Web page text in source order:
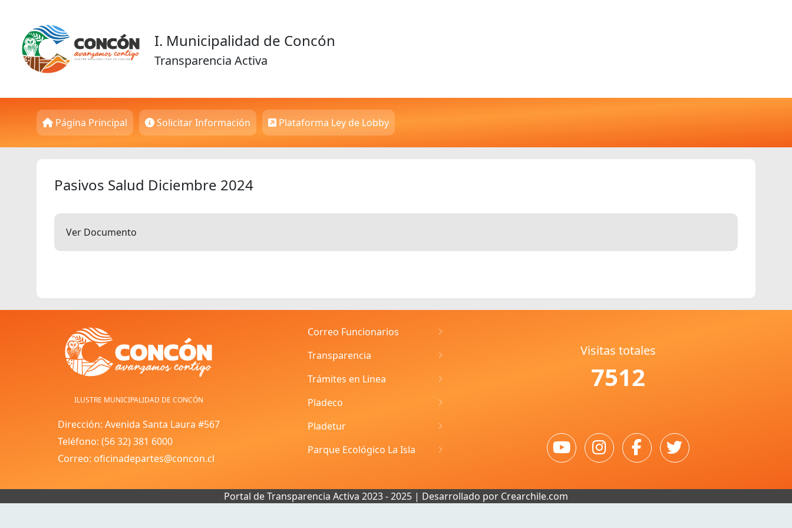
I. Municipalidad de Concón
Transparencia Activa
Página Principal Solicitar Información Plataforma Ley de Lobby
Pasivos Salud Diciembre 2024
Ver Documento
ILUSTRE MUNICIPALIDAD DE CONCÓN
Dirección: Avenida Santa Laura #567
Teléfono: (56 32) 381 6000
Correo: oficinadepartes@concon.cl
Correo Funcionarios
Transparencia
Trámites en Linea
Pladeco
Pladetur
Parque Ecológico La Isla
Visitas totales
7512
Portal de Transparencia Activa 2023 - 2025 | Desarrollado por Crearchile.com